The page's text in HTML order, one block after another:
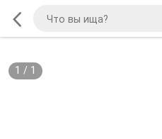
1 / 1